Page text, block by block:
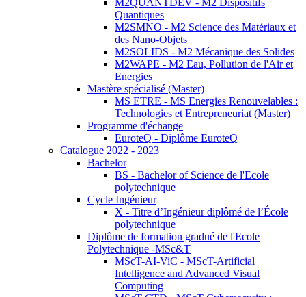
M2QUANTDEV - M2 Dispositifs
Quantiques
M2SMNO - M2 Science des Matériaux et
des Nano-Objets
M2SOLIDS - M2 Mécanique des Solides
M2WAPE - M2 Eau, Pollution de l'Air et
Energies
Mastère spécialisé (Master)
MS ETRE - MS Energies Renouvelables :
Technologies et Entrepreneuriat (Master)
Programme d'échange
EuroteQ - Diplôme EuroteQ
Catalogue 2022 - 2023
Bachelor
BS - Bachelor of Science de l'Ecole
polytechnique
Cycle Ingénieur
X - Titre d’Ingénieur diplômé de l’École
polytechnique
Diplôme de formation gradué de l'Ecole
Polytechnique -MSc&T
MScT-AI-ViC - MScT-Artificial
Intelligence and Advanced Visual
Computing